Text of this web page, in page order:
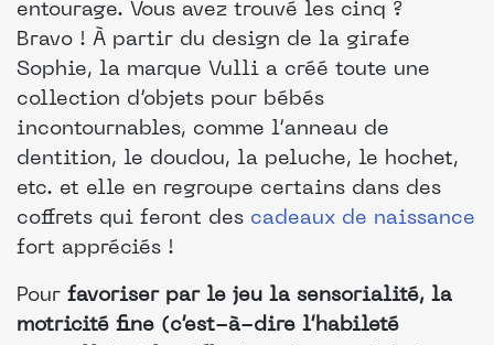
entourage. Vous avez trouvé les cinq ?
Bravo ! À partir du design de la girafe
Sophie, la marque Vulli a créé toute une
collection d’objets pour bébés
incontournables, comme l’anneau de
dentition, le doudou, la peluche, le hochet,
etc. et elle en regroupe certains dans des
coffrets qui feront des cadeaux de naissance
fort appréciés !
Pour favoriser par le jeu la sensorialité, la
motricité fine (c’est-à-dire l’habileté